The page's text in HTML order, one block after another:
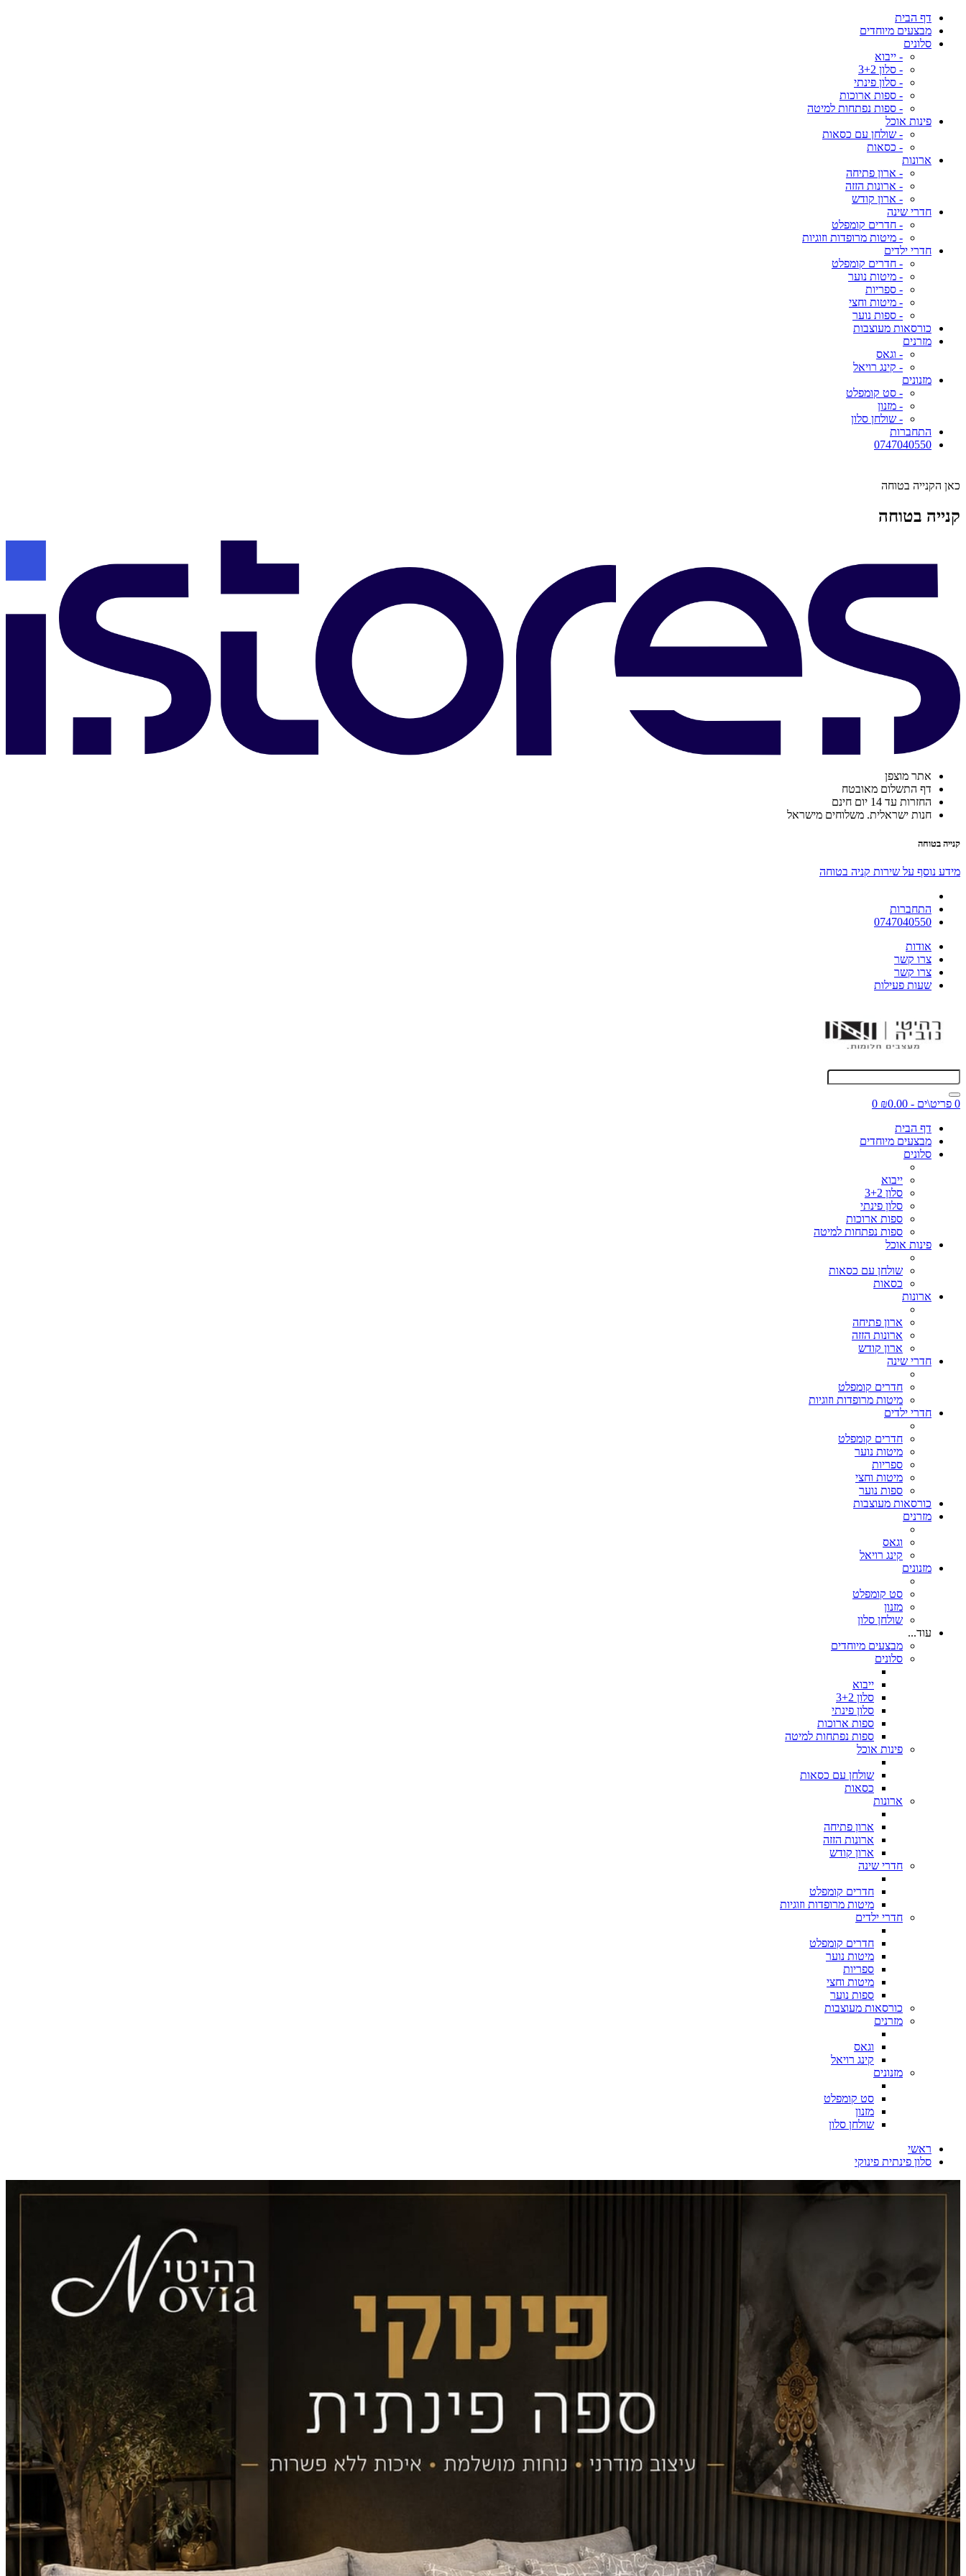
דף הבית
מבצעים מיוחדים
סלונים
- ייבוא
- סלון 3+2
- סלון פינתי
- ספות ארוכות
- ספות נפתחות למיטה
פינות אוכל
- שולחן עם כסאות
- כסאות
ארונות
- ארון פתיחה
- ארונות הזזה
- ארון קודש
חדרי שינה
- חדרים קומפלט
- מיטות מרופדות וזוגיות
חדרי ילדים
- חדרים קומפלט
- מיטות נוער
- ספריות
- מיטות וחצי
- ספות נוער
כורסאות מעוצבות
מזרנים
- וגאס
- קינג רויאל
מזנונים
- סט קומפלט
- מזנון
- שולחן סלון
התחברות
0747040550
כאן הקנייה בטוחה
קנייה בטוחה
אתר מוצפן
דף התשלום מאובטח
החזרות עד 14 יום חינם
חנות ישראלית. משלוחים מישראל
קנייה בטוחה
מידע נוסף על שירות קניה בטוחה
התחברות
0747040550
אודות
צרו קשר
צרו קשר
שעות פעילות
0 פריט\ים - ₪0.00
0
דף הבית
מבצעים מיוחדים
סלונים
ייבוא
סלון 3+2
סלון פינתי
ספות ארוכות
ספות נפתחות למיטה
פינות אוכל
שולחן עם כסאות
כסאות
ארונות
ארון פתיחה
ארונות הזזה
ארון קודש
חדרי שינה
חדרים קומפלט
מיטות מרופדות וזוגיות
חדרי ילדים
חדרים קומפלט
מיטות נוער
ספריות
מיטות וחצי
ספות נוער
כורסאות מעוצבות
מזרנים
וגאס
קינג רויאל
מזנונים
סט קומפלט
מזנון
שולחן סלון
עוד...
מבצעים מיוחדים
סלונים
ייבוא
סלון 3+2
סלון פינתי
ספות ארוכות
ספות נפתחות למיטה
פינות אוכל
שולחן עם כסאות
כסאות
ארונות
ארון פתיחה
ארונות הזזה
ארון קודש
חדרי שינה
חדרים קומפלט
מיטות מרופדות וזוגיות
חדרי ילדים
חדרים קומפלט
מיטות נוער
ספריות
מיטות וחצי
ספות נוער
כורסאות מעוצבות
מזרנים
וגאס
קינג רויאל
מזנונים
סט קומפלט
מזנון
שולחן סלון
ראשי
סלון פינתית פינוקי